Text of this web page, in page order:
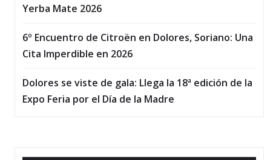
Yerba Mate 2026
6º Encuentro de Citroën en Dolores, Soriano: Una
Cita Imperdible en 2026
Dolores se viste de gala: Llega la 18ª edición de la
Expo Feria por el Día de la Madre